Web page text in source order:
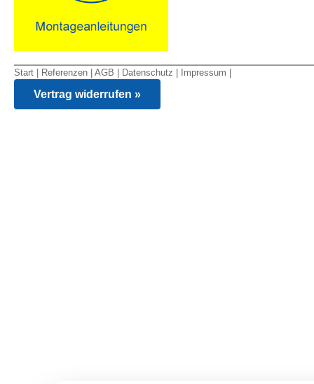
Start Referenzen AGB Datenschutz Impressum
Vertrag widerrufen »